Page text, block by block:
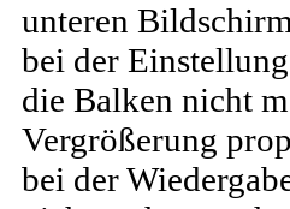
unteren
bei der
die Balken nicht
Vergrößerung
bei der